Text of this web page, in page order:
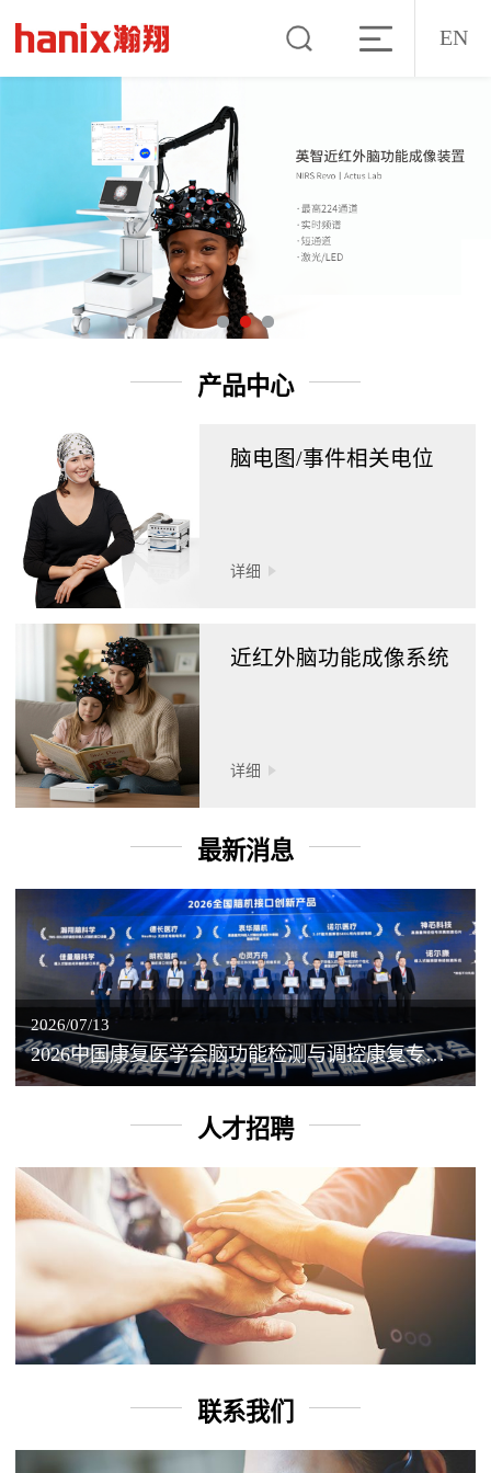
EN
产品中心
脑电图/事件相关电位
详细
近红外脑功能成像系统
详细
最新消息
2026/07/13
2026中国康复医学会脑功能检测与调控康复专业委员会学术年会丨脑客中国：脑机接口——EEG驱动TMS闭环调控工作坊
人才招聘
联系我们